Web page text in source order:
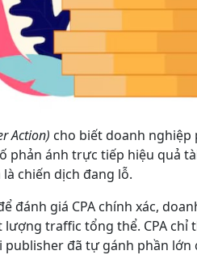
Action) cho biết doanh
phản ánh trực tiếp hiệu quả
chiến dịch đang lỗ.
đánh giá CPA chính xác,
lượng traffic tổng thể. CPA
publisher đã tự gánh phần lớn